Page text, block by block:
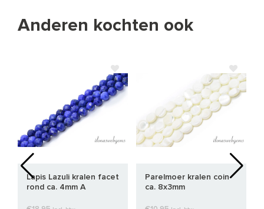
Anderen kochten ook
Lapis Lazuli kralen facet
rond ca. 4mm A
Parelmoer kralen coin
ca. 8x3mm